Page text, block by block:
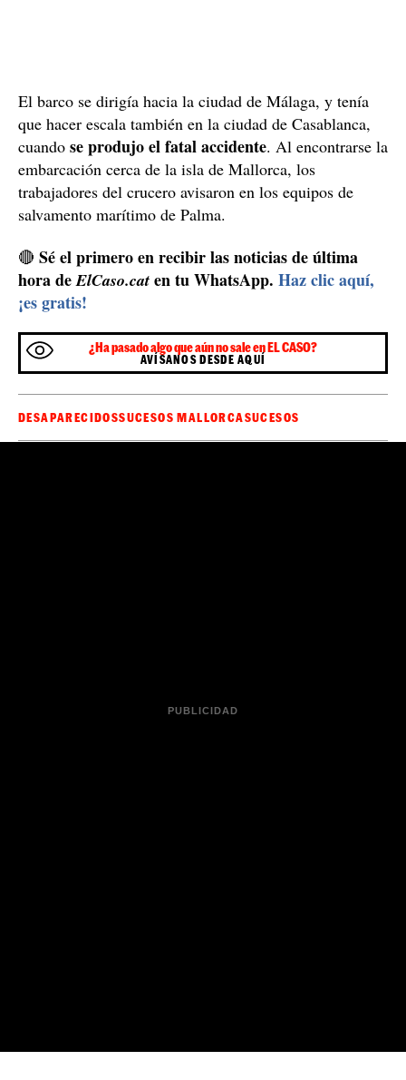
El barco se dirigía hacia la ciudad de Málaga, y tenía
que hacer escala también en la ciudad de Casablanca,
cuando se produjo el fatal accidente. Al encontrarse la
embarcación cerca de la isla de Mallorca, los
trabajadores del crucero avisaron en los equipos de
salvamento marítimo de Palma.
🔴 Sé el primero en recibir las noticias de última
hora deElCaso.cat en tu WhatsApp. Haz clic aquí,
¡es gratis!
¿Ha pasado algo que aún no sale en EL CASO?
AVÍSANOS DESDE AQUÍ
DESAPARECIDOSSUCESOS MALLORCASUCESOS